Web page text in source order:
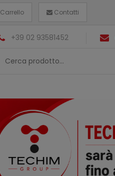
Carrello Contatti
+39 02 93581452